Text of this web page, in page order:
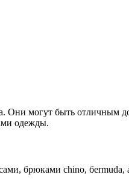
Они могут быть отличным
одежды.
брюками chino,